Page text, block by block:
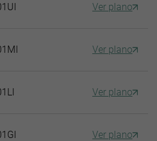
Ver plano
Ver plano
Ver plano
Ver plano